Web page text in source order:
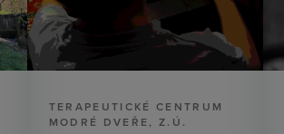
TERAPEUTICKÉ CENTRUM
MODRÉ DVEŘE, Z.Ú.